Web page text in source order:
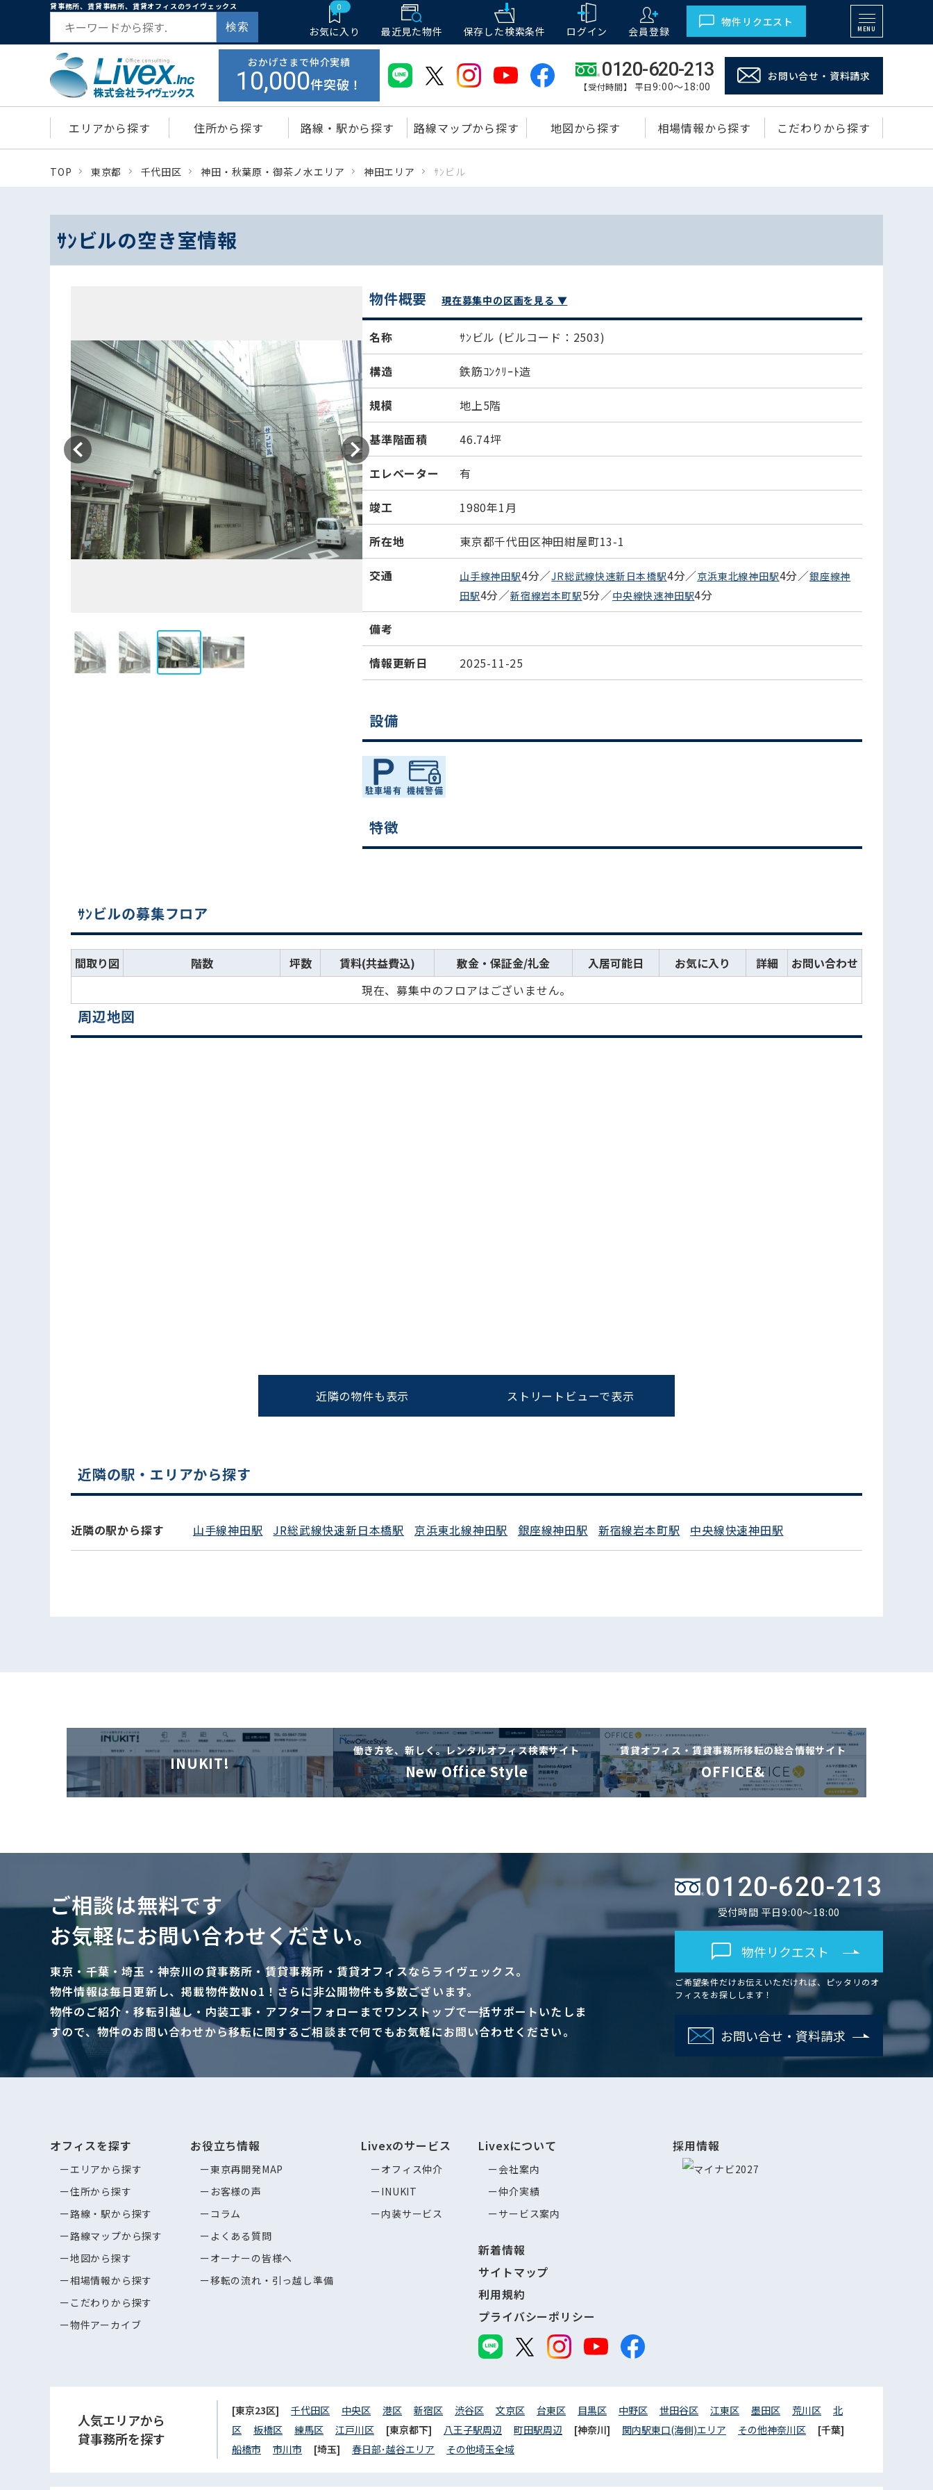
貸事務所、賃貸事務所、賃貸オフィスのライヴェックス
検索
0
お気に入り 最近見た物件 保存した検索条件 ログイン 会員登録
物件リクエスト
MENU
おかげさまで仲介実績
10,000件突破！
0120-620-213
【受付時間】 平日9:00～18:00
お問い合せ・資料請求
エリアから探す 住所から探す 路線・駅から探す 路線マップから探す 地図から探す 相場情報から探す こだわりから探す
TOP 東京都 千代田区 神田・秋葉原・御茶ノ水エリア 神田エリア ｻﾝビル
ｻﾝビルの空き室情報
物件概要 現在募集中の区画を見る ▼
名称 ｻﾝビル (ビルコード：2503)
構造 鉄筋ｺﾝｸﾘｰﾄ造
規模 地上5階
基準階面積 46.74坪
エレベーター 有
竣工 1980年1月
所在地 東京都千代田区神田紺屋町13-1
交通 山手線神田駅4分／JR総武線快速新日本橋駅4分／京浜東北線神田駅4分／銀座線神
田駅4分／新宿線岩本町駅5分／中央線快速神田駅4分
備考
情報更新日 2025-11-25
設備
特徴
ｻﾝビルの募集フロア
間取り図 階数 坪数 賃料(共益費込) 敷金・保証金/礼金 入居可能日 お気に入り 詳細
お問い合わせ
現在、募集中のフロアはございません。
周辺地図
近隣の物件も表示 ストリートビューで表示
近隣の駅・エリアから探す
近隣の駅から探す 山手線神田駅 JR総武線快速新日本橋駅 京浜東北線神田駅 銀座線神田駅 新宿線岩本町駅 中央線快速神田駅
INUKIT!
働き方を、新しく。レンタルオフィス検索サイト
New Office Style
賃貸オフィス・賃貸事務所移転の総合情報サイト
OFFICE&
ご相談は無料です
お気軽にお問い合わせください。
東京・千葉・埼玉・神奈川の貸事務所・賃貸事務所・賃貸オフィスならライヴェックス。
物件情報は毎日更新し、掲載物件数No1！さらに非公開物件も多数ございます。
物件のご紹介・移転引越し・内装工事・アフターフォローまでワンストップで一括サポートいたしま
すので、物件のお問い合わせから移転に関するご相談まで何でもお気軽にお問い合わせください。
0120-620-213
受付時間 平日9:00～18:00
物件リクエスト
ご希望条件だけお伝えいただければ、ピッタリのオ
フィスをお探しします！
お問い合せ・資料請求
オフィスを探す
エリアから探す
住所から探す
路線・駅から探す
路線マップから探す
地図から探す
相場情報から探す
こだわりから探す
物件アーカイブ
お役立ち情報
東京再開発MAP
お客様の声
コラム
よくある質問
オーナーの皆様へ
移転の流れ・引っ越し準備
Livexのサービス
オフィス仲介
INUKIT
内装サービス
Livexについて
会社案内
仲介実績
サービス案内
新着情報
サイトマップ
利用規約
プライバシーポリシー
採用情報
人気エリアから
貸事務所を探す
[東京23区] 千代田区 中央区 港区 新宿区 渋谷区 文京区 台東区 目黒区 中野区 世田谷区 江東区 墨田区 荒川区
北
区
板橋区 練馬区 江戸川区 [東京都下] 八王子駅周辺 町田駅周辺 [神奈川] 関内駅東口(海側)エリア その他神奈川区
[千葉]
船橋市
市川市 [埼玉] 春日部･越谷エリア その他埼玉全域